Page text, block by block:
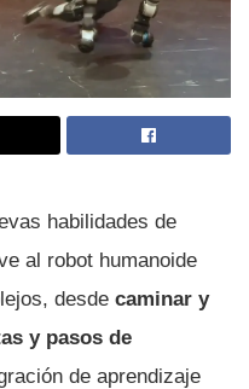
habilidades de
al robot humanoide
desde caminar y
y pasos de
de aprendizaje